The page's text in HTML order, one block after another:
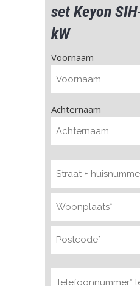
set Keyon
kW
Naam
Voornaam
Achternaam
Adres
Telefoonnummer